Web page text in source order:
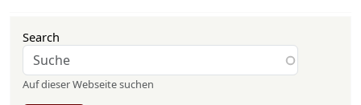
Search
Auf dieser Webseite suchen